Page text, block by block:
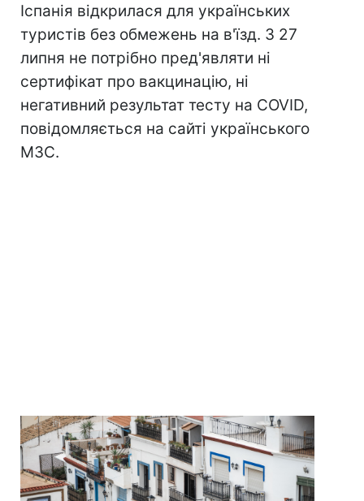
Іспанія відкрилася для українських
туристів без обмежень на в'їзд. З 27
липня не потрібно пред'являти ні
сертифікат про вакцинацію, ні
негативний результат тесту на COVID,
повідомляється на сайті українського
МЗС.